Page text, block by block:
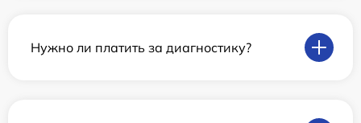
Нужно ли платить за диагностику?